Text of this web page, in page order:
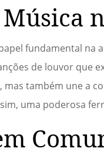
fundamental na
de louvor que
mas também une a
uma poderosa